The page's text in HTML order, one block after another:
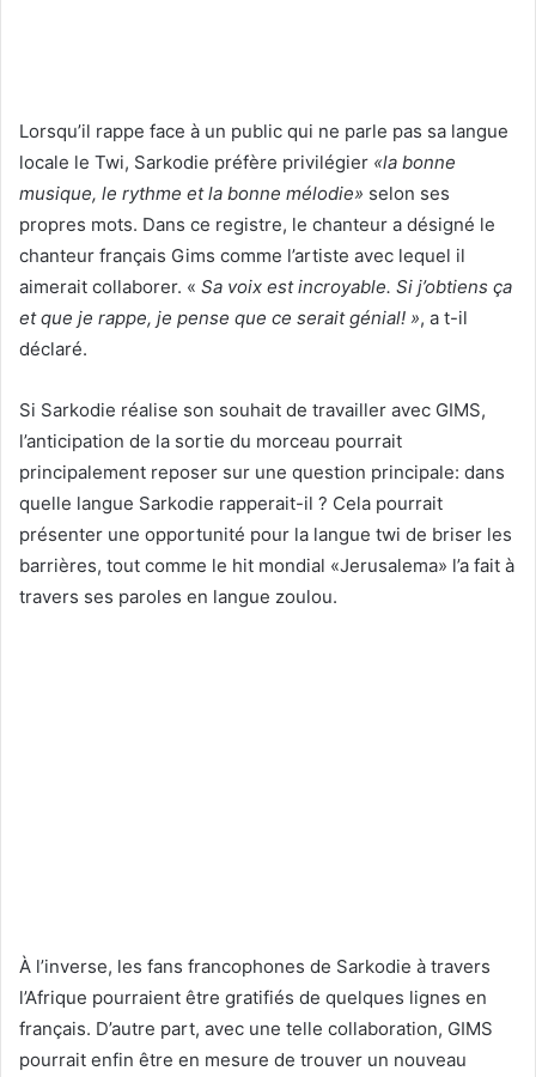
Lorsqu’il rappe face à un public qui ne parle pas sa langue
locale le Twi, Sarkodie préfère privilégier «la bonne
musique, le rythme et la bonne mélodie» selon ses
propres mots. Dans ce registre, le chanteur a désigné le
chanteur français Gims comme l’artiste avec lequel il
aimerait collaborer. « Sa voix est incroyable. Si j’obtiens ça
et que je rappe, je pense que ce serait génial! », a t-il
déclaré.
Si Sarkodie réalise son souhait de travailler avec GIMS,
l’anticipation de la sortie du morceau pourrait
principalement reposer sur une question principale: dans
quelle langue Sarkodie rapperait-il ? Cela pourrait
présenter une opportunité pour la langue twi de briser les
barrières, tout comme le hit mondial «Jerusalema» l’a fait à
travers ses paroles en langue zoulou.
À l’inverse, les fans francophones de Sarkodie à travers
l’Afrique pourraient être gratifiés de quelques lignes en
français. D’autre part, avec une telle collaboration, GIMS
pourrait enfin être en mesure de trouver un nouveau